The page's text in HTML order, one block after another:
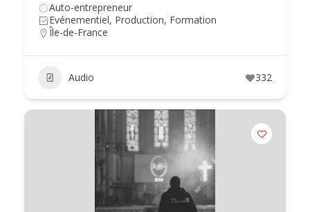
Auto-entrepreneur
Evénementiel, Production, Formation
Île-de-France
Audio 332